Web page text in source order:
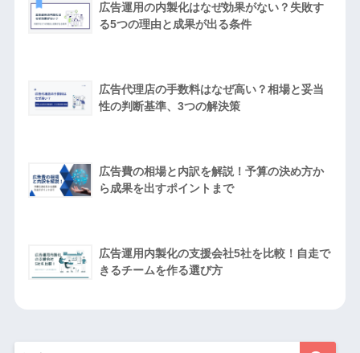
広告運用の内製化はなぜ効果がない？失敗す
る5つの理由と成果が出る条件
広告代理店の手数料はなぜ高い？相場と妥当
性の判断基準、3つの解決策
広告費の相場と内訳を解説！予算の決め方か
ら成果を出すポイントまで
広告運用内製化の支援会社5社を比較！自走で
きるチームを作る選び方